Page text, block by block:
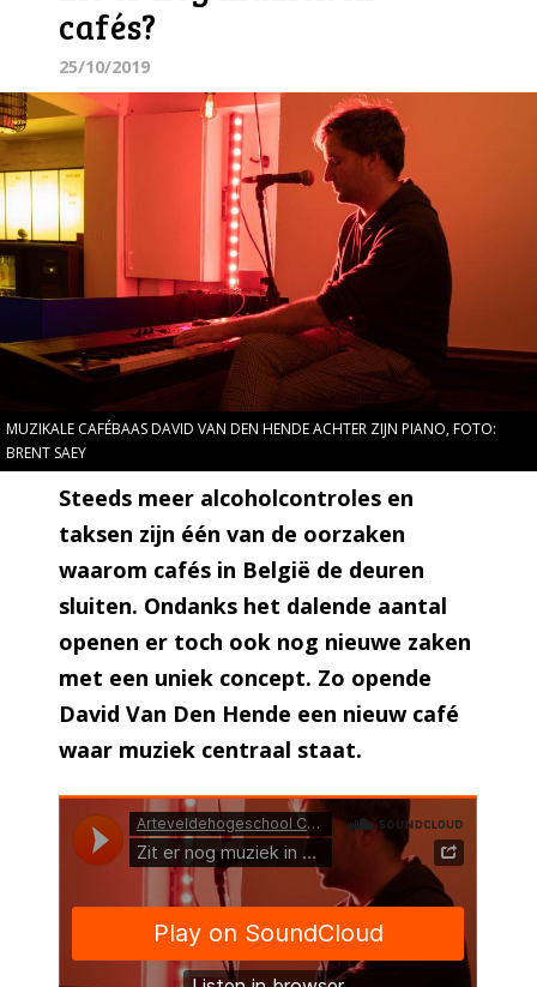
cafés?
25/10/2019
MUZIKALE CAFÉBAAS DAVID VAN DEN HENDE ACHTER ZIJN PIANO, FOTO:
BRENT SAEY
Steeds meer alcoholcontroles en
taksen zijn één van de oorzaken
waarom cafés in België de deuren
sluiten. Ondanks het dalende aantal
openen er toch ook nog nieuwe zaken
met een uniek concept. Zo opende
David Van Den Hende een nieuw café
waar muziek centraal staat.